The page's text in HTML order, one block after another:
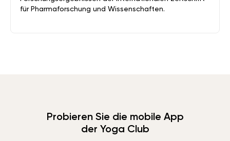
für Pharmaforschung und Wissenschaften.
Probieren Sie die mobile App
der Yoga Club